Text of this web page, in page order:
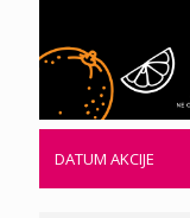
DATUM AKCIJE